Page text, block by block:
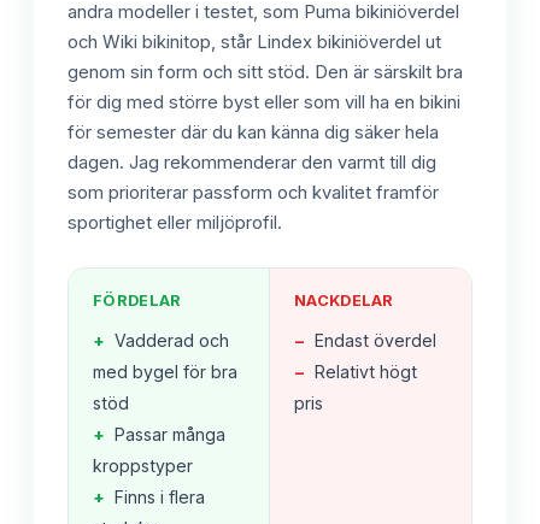
andra modeller i testet, som Puma bikiniöverdel
och Wiki bikinitop, står Lindex bikiniöverdel ut
genom sin form och sitt stöd. Den är särskilt bra
för dig med större byst eller som vill ha en bikini
för semester där du kan känna dig säker hela
dagen. Jag rekommenderar den varmt till dig
som prioriterar passform och kvalitet framför
sportighet eller miljöprofil.
FÖRDELAR
+ Vadderad och
med bygel för bra
stöd
+ Passar många
kroppstyper
+ Finns i flera
NACKDELAR
− Endast överdel
− Relativt högt
pris